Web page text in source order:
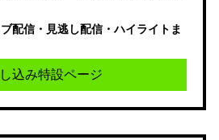
配信・見逃し配信・ハイライトま
込み特設ページ